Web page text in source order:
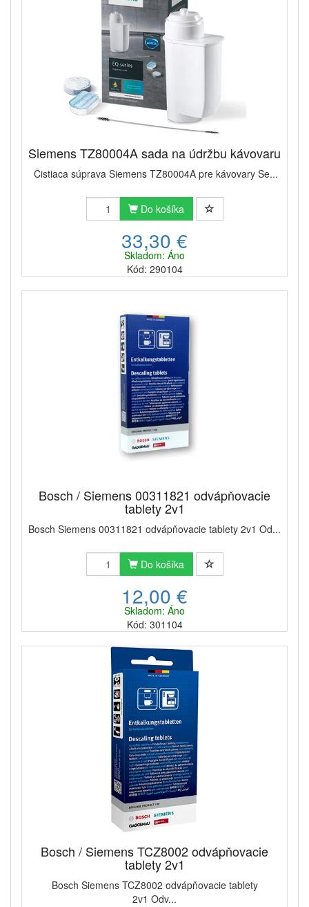
Siemens TZ80004A sada na údržbu kávovaru
Čistiaca súprava Siemens TZ80004A pre kávovary Se...
Do košíka
33,30 €
Skladom: Áno
Kód: 290104
Bosch / Siemens 00311821 odvápňovacie
tablety 2v1
Bosch Siemens 00311821 odvápňovacie tablety 2v1 Od...
Do košíka
12,00 €
Skladom: Áno
Kód: 301104
Bosch / Siemens TCZ8002 odvápňovacie
tablety 2v1
Bosch Siemens TCZ8002 odvápňovacie tablety
2v1 Odv...